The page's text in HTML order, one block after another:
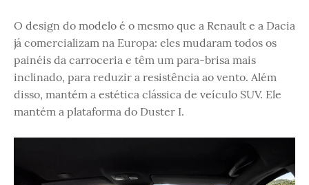
O design do modelo é o mesmo que a Renault e a Dacia
já comercializam na Europa: eles mudaram todos os
painéis da carroceria e têm um para-brisa mais
inclinado, para reduzir a resistência ao vento. Além
disso, mantém a estética clássica de veículo SUV. Ele
mantém a plataforma do Duster I.